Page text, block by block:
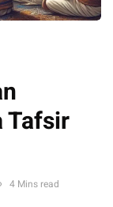
Tafsir
4 Mins read